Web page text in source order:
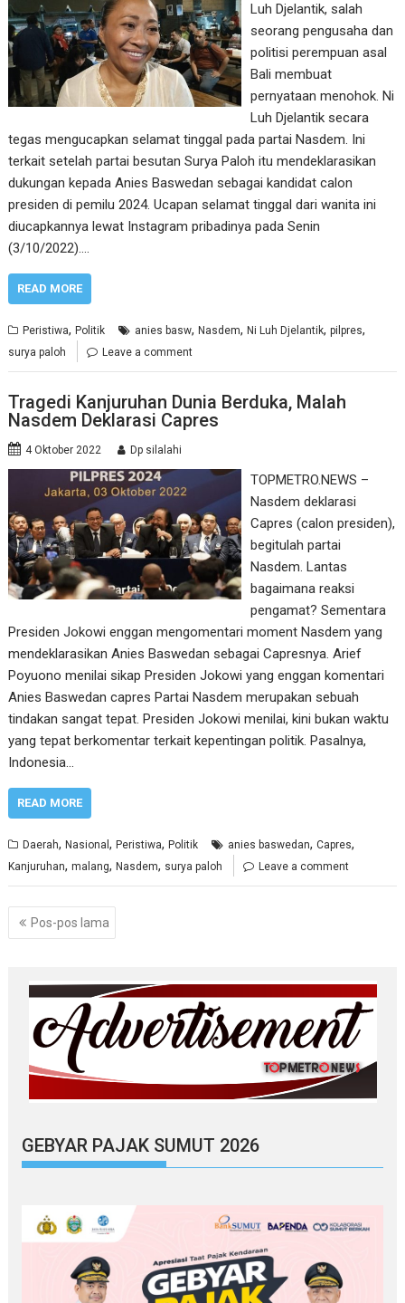
Luh Djelantik, salah
seorang pengusaha dan
politisi perempuan asal
Bali membuat
pernyataan menohok. Ni
Luh Djelantik secara
tegas mengucapkan selamat tinggal pada partai Nasdem. Ini
terkait setelah partai besutan Surya Paloh itu mendeklarasikan
dukungan kepada Anies Baswedan sebagai kandidat calon
presiden di pemilu 2024. Ucapan selamat tinggal dari wanita ini
diucapkannya lewat Instagram pribadinya pada Senin
(3/10/2022).…
READ MORE
Peristiwa,Politik anies basw,Nasdem,Ni Luh Djelantik,pilpres,
surya paloh Leave a comment
Tragedi Kanjuruhan Dunia Berduka, Malah
Nasdem Deklarasi Capres
4 Oktober 2022 Dp silalahi
TOPMETRO.NEWS –
Nasdem deklarasi
Capres (calon presiden),
begitulah partai
Nasdem. Lantas
bagaimana reaksi
pengamat? Sementara
Presiden Jokowi enggan mengomentari moment Nasdem yang
mendeklarasikan Anies Baswedan sebagai Capresnya. Arief
Poyuono menilai sikap Presiden Jokowi yang enggan komentari
Anies Baswedan capres Partai Nasdem merupakan sebuah
tindakan sangat tepat. Presiden Jokowi menilai, kini bukan waktu
yang tepat berkomentar terkait kepentingan politik. Pasalnya,
Indonesia…
READ MORE
Daerah,Nasional,Peristiwa,Politik anies baswedan,Capres,
Kanjuruhan,malang,Nasdem, surya paloh Leave a comment
Navigasi
pos
Pos-pos lama
GEBYAR PAJAK SUMUT 2026